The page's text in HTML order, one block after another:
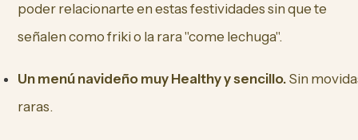
poder relacionarte en estas festividades sin que te
señalen como friki o la rara "come lechuga".
Un menú navideño muy Healthy y sencillo. Sin
raras.